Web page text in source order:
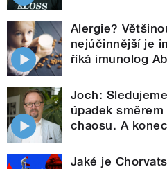
Alergie?
nejúčinnější je
říká imunolog
Joch:
úpadek
chaosu. A
Jaké je